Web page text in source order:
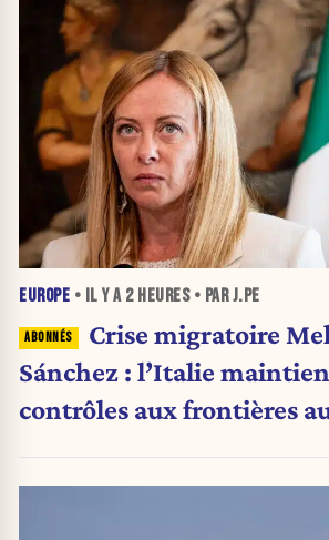
EUROPE • IL Y A 2 HEURES• PAR J.PE
Crise migratoire
Sánchez : l’Italie
contrôles aux frontières